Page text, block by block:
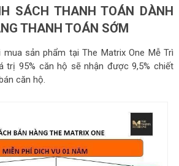
SÁCH THANH TOÁN DÀNH
THANH TOÁN SỚM
mua sản phẩm tại The Matrix One Mễ Trì
trị 95% căn hộ sẽ nhận được 9,5% chiết
căn hộ.